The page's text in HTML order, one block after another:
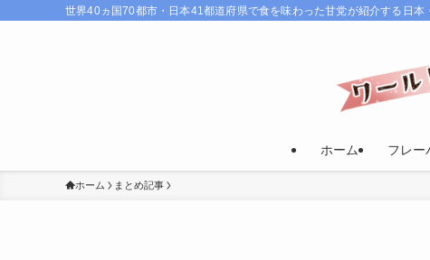
世界40ヵ国70都市・日本41都道府県で食を味わった甘党が紹介する日本
ホーム フレー
ホーム まとめ記事